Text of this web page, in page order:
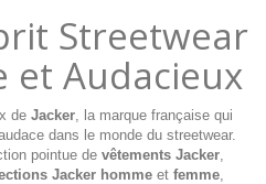
Streetwear
et Audacieux
de Jacker, la marque française qui
dans le monde du streetwear.
pointue de vêtements Jacker,
Jacker homme et femme,